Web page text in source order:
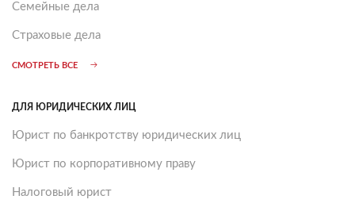
Семейные дела
Страховые дела
СМОТРЕТЬ ВСЕ
ДЛЯ ЮРИДИЧЕСКИХ ЛИЦ
Юрист по банкротству юридических лиц
Юрист по корпоративному праву
Налоговый юрист